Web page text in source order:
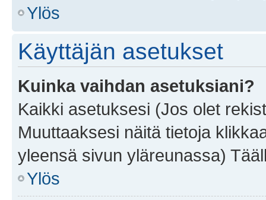
Ylös
Käyttäjän asetukset
Kuinka vaihdan asetuksiani?
Kaikki asetuksesi (Jos olet
Muuttaaksesi näitä tietoja
yleensä sivun yläreunassa)
Ylös